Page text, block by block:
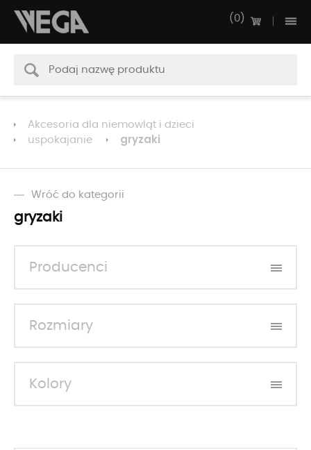
0
Akcesoria dla niemowląt i dzieci
uspokajanie
gryzaki
Wróć do kategorii
gryzaki
Producenci
Rozmiary
Kolory